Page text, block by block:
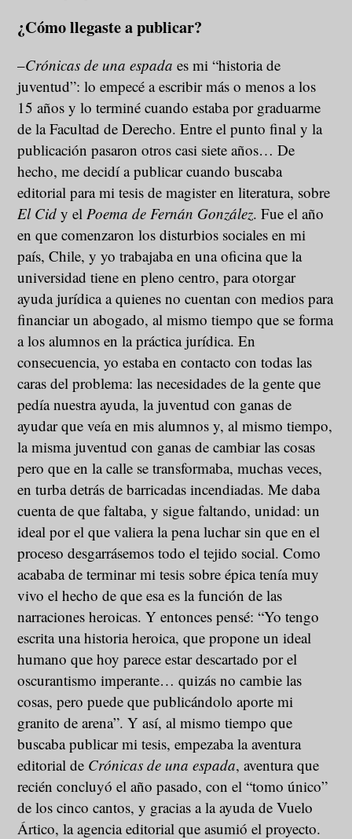
¿Cómo llegaste a publicar?
–Crónicas de una espadaes mi “historia de
juventud”: lo empecé a escribir más o menos a los
15 años y lo terminé cuando estaba por graduarme
de la Facultad de Derecho. Entre el punto final y la
publicación pasaron otros casi siete años… De
hecho, me decidí a publicar cuando buscaba
editorial para mi tesis de magister en literatura, sobre
El Cid y el Poema de Fernán González. Fue el año
en que comenzaron los disturbios sociales en mi
país, Chile, y yo trabajaba en una oficina que la
universidad tiene en pleno centro, para otorgar
ayuda jurídica a quienes no cuentan con medios para
financiar un abogado, al mismo tiempo que se forma
a los alumnos en la práctica jurídica. En
consecuencia, yo estaba en contacto con todas las
caras del problema: las necesidades de la gente que
pedía nuestra ayuda, la juventud con ganas de
ayudar que veía en mis alumnos y, al mismo tiempo,
la misma juventud con ganas de cambiar las cosas
pero que en la calle se transformaba, muchas veces,
en turba detrás de barricadas incendiadas. Me daba
cuenta de que faltaba, y sigue faltando, unidad: un
ideal por el que valiera la pena luchar sin que en el
proceso desgarrásemos todo el tejido social. Como
acababa de terminar mi tesis sobre épica tenía muy
vivo el hecho de que esa es la función de las
narraciones heroicas. Y entonces pensé: “Yo tengo
escrita una historia heroica, que propone un ideal
humano que hoy parece estar descartado por el
oscurantismo imperante… quizás no cambie las
cosas, pero puede que publicándolo aporte mi
granito de arena”. Y así, al mismo tiempo que
buscaba publicar mi tesis, empezaba la aventura
editorial de Crónicas de una espada, aventura que
recién concluyó el año pasado, con el “tomo único”
de los cinco cantos, y gracias a la ayuda de Vuelo
Ártico, la agencia editorial que asumió el proyecto.